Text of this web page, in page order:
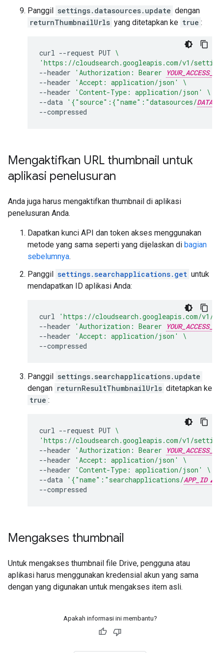
Panggil settings.datasources.update dengan
returnThumbnailUrls yang ditetapkan ke true :
curl --request PUT \
'https://cloudsearch.googleapis.com/v1/
--header
'Authorization: Bearer
--header
'Accept: application/json'
\
--header
'Content-Type: application/json'
\
--data '{"source":{"name":"datasources/
Mengaktifkan URL thumbnail untuk
aplikasi penelusuran
Anda juga harus mengaktifkan thumbnail di aplikasi
penelusuran Anda.
Dapatkan kunci API dan token akses menggunakan
metode yang sama seperti yang dijelaskan di bagian
sebelumnya.
Panggil settings.searchapplications.get untuk
mendapatkan ID aplikasi Anda:
curl
'https://cloudsearch.googleapis.com/v1/
--header
'Authorization: Bearer
--header
'Accept: application/json'
\
Panggil settings.searchapplications.update
dengan returnResultThumbnailUrls ditetapkan ke
true :
curl --request PUT \
'https://cloudsearch.googleapis.com/v1/
--header
'Authorization: Bearer
--header
'Accept: application/json'
\
--header
'Content-Type: application/json'
\
--data '{"name":"searchapplications/APP_ID
Mengakses thumbnail
Untuk mengakses thumbnail file Drive, pengguna atau
aplikasi harus menggunakan kredensial akun yang sama
dengan yang digunakan untuk mengakses item asli.
Apakah informasi ini membantu?